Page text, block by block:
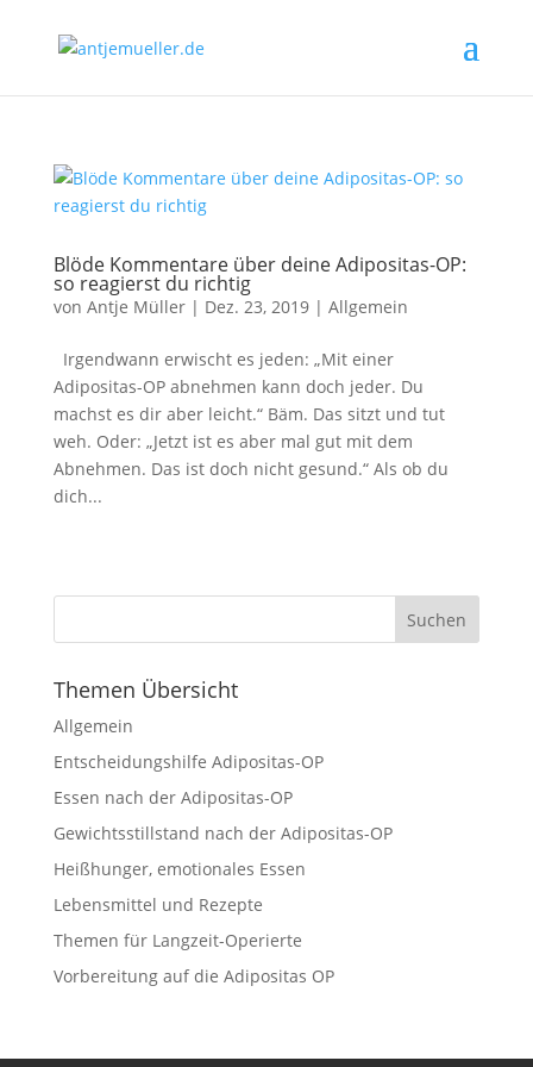
Blöde Kommentare über deine Adipositas-OP:
so reagierst du richtig
von Antje Müller| Dez. 23, 2019| Allgemein
Irgendwann erwischt es jeden: „Mit einer
Adipositas-OP abnehmen kann doch jeder. Du
machst es dir aber leicht.“ Bäm. Das sitzt und tut
weh. Oder: „Jetzt ist es aber mal gut mit dem
Abnehmen. Das ist doch nicht gesund.“ Als ob du
dich...
Themen Übersicht
Allgemein
Entscheidungshilfe Adipositas-OP
Essen nach der Adipositas-OP
Gewichtsstillstand nach der Adipositas-OP
Heißhunger, emotionales Essen
Lebensmittel und Rezepte
Themen für Langzeit-Operierte
Vorbereitung auf die Adipositas OP